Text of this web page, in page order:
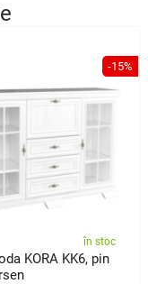
-15%
în stoc
KORA KK6, pin